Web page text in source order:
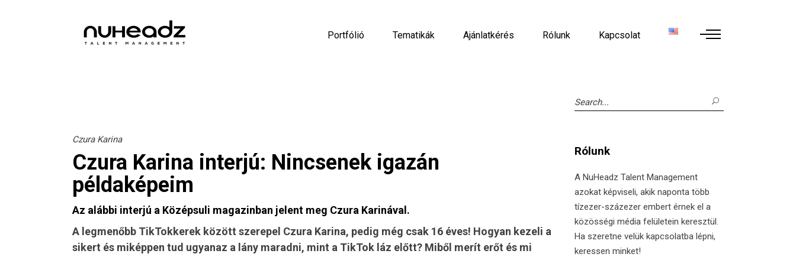
Portfólió Tematikák Ajánlatkérés Rólunk Kapcsolat
Czura Karina
Czura Karina interjú: Nincsenek igazán
példaképeim
Az alábbi interjú a Középsuli magazinban jelent meg Czura Karinával.
A legmenőbb TikTokkerek között szerepel Czura Karina, pedig még csak 16 éves! Hogyan kezeli a
sikert és miképpen tud ugyanaz a lány maradni, mint a TikTok láz előtt? Miből merít erőt és mi
Search
for:
Rólunk
A NuHeadz Talent Management
azokat képviseli, akik naponta több
tízezer-százezer embert érnek el a
közösségi média felületein keresztül.
Ha szeretne velük kapcsolatba lépni,
keressen minket!